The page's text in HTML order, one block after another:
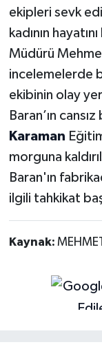
ekipleri sevk
kadının
Müdürü
incelemelerde
ekibinin olay
Baran’ın
Karaman
morguna
Baran'ın
ilgili tahkikat
Kaynak: